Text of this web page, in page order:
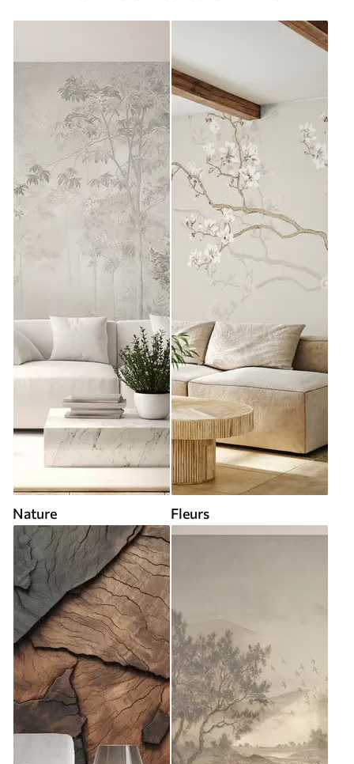
Nature Fleurs